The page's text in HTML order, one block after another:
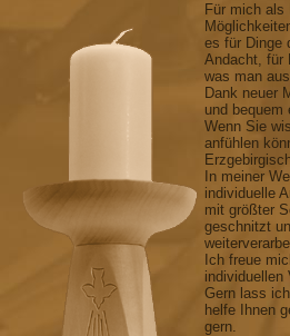
Für mich als
es für Dinge
Andacht, für
was man
Dank neuer
und bequem
Wenn Sie
anfühlen
In meiner
individuelle
mit größter
geschnitzt
Ich freue
individuellen
Gern lass
helfe Ihnen
gern.